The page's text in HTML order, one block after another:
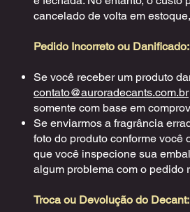
cancelado de volta em
Pedido Incorreto ou Danificado:
Se você receber um produto
contato@auroradecants.com.br
somente com base em
Se enviarmos a fragrância
foto do produto conforme você
que você inspecione sua
algum problema com o pedido
Troca ou Devolução do Decant: